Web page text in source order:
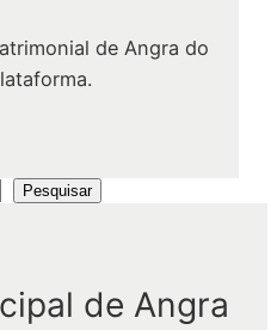
de Angra do
Pesquisar
de Angra